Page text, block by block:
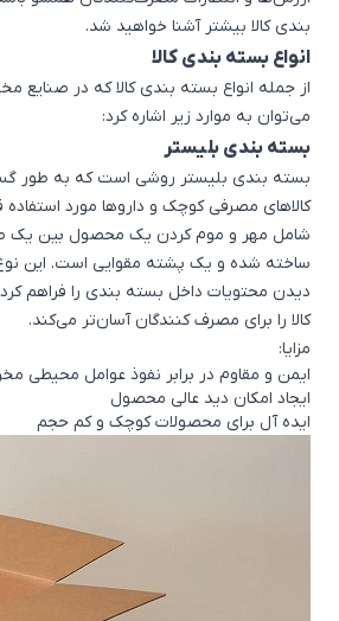
بندی کالا بیشتر آشنا خواهید شد.
انواع بسته بندی کالا
از جمله انواع بسته بندی کالا که در صنایع
می‌توان به موارد زیر اشاره کرد:
بسته بندی بلیستر
بسته بندی بلیستر روشی است که به طور
کالاهای مصرفی کوچک و داروها مورد
شامل مهر و موم کردن یک محصول بین یک
ساخته شده و یک پشته مقوایی است. این
دیدن محتویات داخل بسته بندی را فراهم
کالا را برای مصرف کنندگان آسان‌تر می‌کند.
مزایا:
ایمن و مقاوم در برابر نفوذ عوامل محیطی
ایجاد امکان دید عالی محصول
ایده آل برای محصولات کوچک و کم حجم